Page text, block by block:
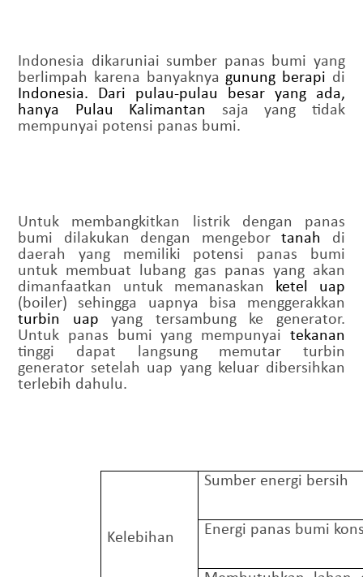
Indonesia dikaruniai sumber panas bumi yang
berlimpah karena banyaknya gunung berapi di
Indonesia. Dari pulau-pulau besar yang ada,
hanya Pulau Kalimantan
saja yang tidak
mempunyai potensi panas bumi.
Untuk membangkitkan listrik dengan panas
bumi dilakukan dengan mengebortanah
di
daerah yang memiliki potensi panas bumi
untuk membuat lubang gas panas yang akan
dimanfaatkan untuk memanaskan ketel uap
(boiler) sehingga uapnya bisa menggerakkan
turbin uap
yang tersambung ke generator.
Untuk panas bumi yang mempunyai tekanan
tinggi dapat langsung memutar turbin
generator setelah uap yang keluar dibersihkan
terlebih dahulu.
Kelebihan
Sumber energi bersih
Energi panas bumi